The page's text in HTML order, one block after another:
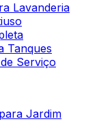
Lavanderia
Tanques
Serviço
Jardim